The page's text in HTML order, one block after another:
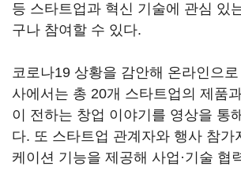
등 스타트업과 혁신 기술에 관심 있
구나 참여할 수 있다.
코로나19 상황을 감안해 온라인으
사에서는 총 20개 스타트업의 제품
이 전하는 창업 이야기를 영상을 통
다. 또 스타트업 관계자와 행사 참가
케이션 기능을 제공해 사업·기술 협